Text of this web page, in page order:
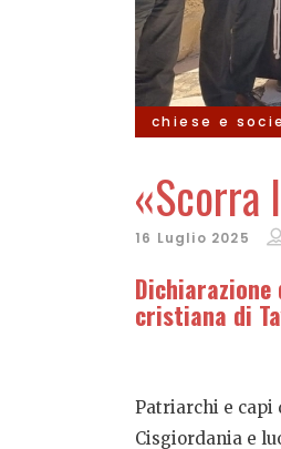
chiese e
«Scorra
16 Luglio 2025
cristiana di
Patriarchi e capi
Cisgiordania e